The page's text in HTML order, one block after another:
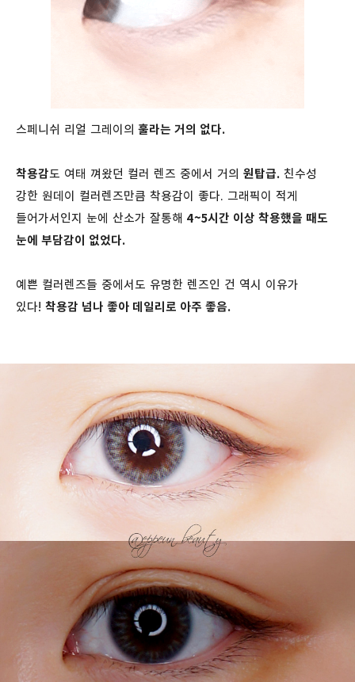
스페니쉬 리얼 그레이의 훌라는 거의 없다.
착용감도 여태 껴왔던 컬러 렌즈 중에서 거의 원탑급. 친수성
강한 원데이 컬러렌즈만큼 착용감이 좋다. 그래픽이 적게
들어가서인지 눈에 산소가 잘통해 4~5시간 이상 착용했을 때도
눈에 부담감이 없었다.
예쁜 컬러렌즈들 중에서도 유명한 렌즈인 건 역시 이유가
있다! 착용감 넘나 좋아 데일리로 아주 좋음.